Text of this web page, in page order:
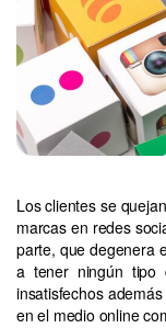
Los clientes se
marcas en redes
parte, que degenera
a tener ningún tipo
insatisfechos
en el medio online